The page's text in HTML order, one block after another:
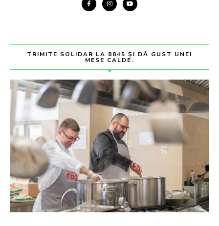
TRIMITE SOLIDAR LA 8845 ȘI DĂ GUST UNEI
MESE CALDE.